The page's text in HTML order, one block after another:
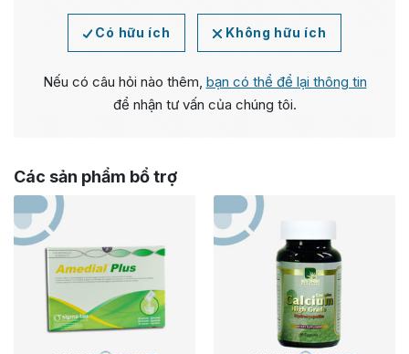
Có hữu ích Không hữu ích
Nếu có câu hỏi nào thêm, bạn có thể để lại thông tin
để nhận tư vấn của chúng tôi.
Các sản phẩm bổ trợ